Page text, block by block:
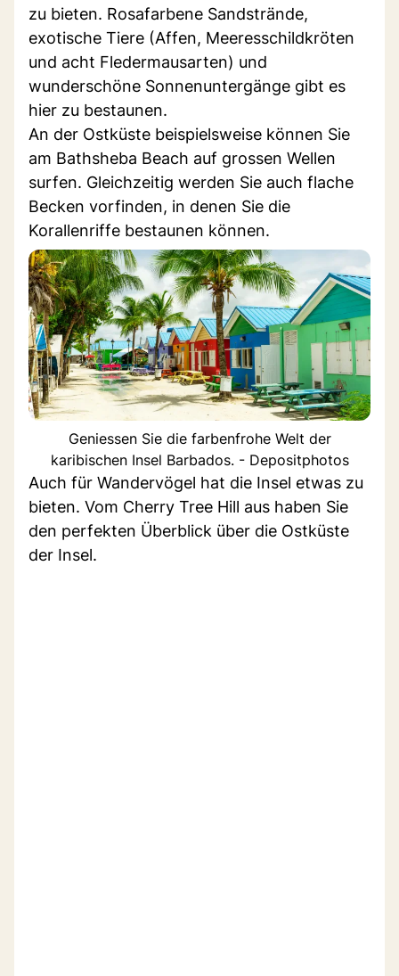
zu bieten. Rosafarbene Sandstrände,
exotische Tiere (Affen, Meeresschildkröten
und acht Fledermausarten) und
wunderschöne Sonnenuntergänge gibt es
hier zu bestaunen.
An der Ostküste beispielsweise können Sie
am Bathsheba Beach auf grossen Wellen
surfen. Gleichzeitig werden Sie auch flache
Becken vorfinden, in denen Sie die
Korallenriffe bestaunen können.
Geniessen Sie die farbenfrohe Welt der
karibischen Insel Barbados. - Depositphotos
Auch für Wandervögel hat die Insel etwas zu
bieten. Vom Cherry Tree Hill aus haben Sie
den perfekten Überblick über die Ostküste
der Insel.